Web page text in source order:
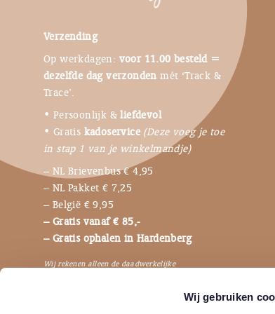
Wij gebruiken
Verzending
Op werkdagen: voor 11.00 besteld =
dezelfde dag verzonden mét ‘Track &
Trace’.
• Persoonlijk &liefdevol
• Gratis kadoservice (Deze voeg je toe
in stap 1 van je winkelmandje)
– NL Brievenbus € 4,95
– NL Pakket € 7,25
– België € 9,95
– Gratis vanaf € 85,-
– Gratis ophalen in Hardenberg
Wij rekenen alleen de daadwerkelijke